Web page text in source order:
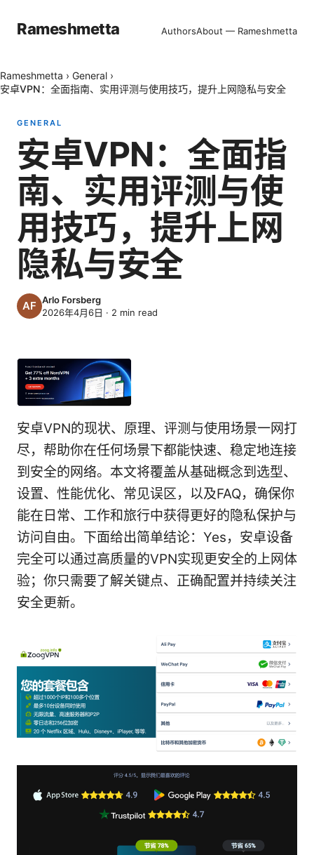
Rameshmetta AuthorsAbout — Rameshmetta
Rameshmetta › General ›
安卓VPN：全面指南、实用评测与使用技巧，提升上网隐私与安全
GENERAL
安卓VPN：全面指
南、实用评测与使
用技巧，提升上网
隐私与安全
Arlo Forsberg
2026年4月6日 · 2 min read
安卓VPN的现状、原理、评测与使用场景一网打
尽，帮助你在任何场景下都能快速、稳定地连接
到安全的网络。本文将覆盖从基础概念到选型、
设置、性能优化、常见误区，以及FAQ，确保你
能在日常、工作和旅行中获得更好的隐私保护与
访问自由。下面给出简单结论：Yes，安卓设备
完全可以通过高质量的VPN实现更安全的上网体
验；你只需要了解关键点、正确配置并持续关注
安全更新。